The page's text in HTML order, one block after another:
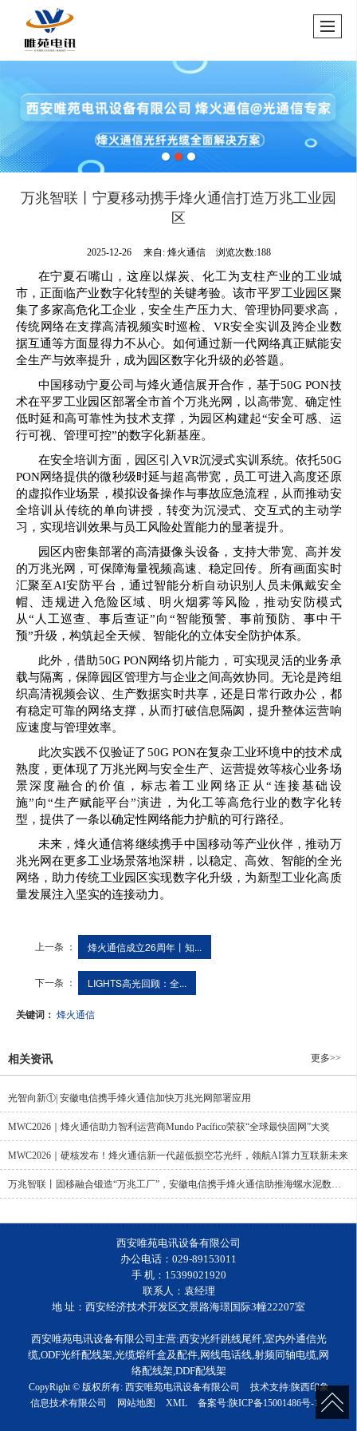
万兆智联丨宁夏移动携手烽火通信打造万兆工业园
区
2025-12-26 来自: 烽火通信 浏览次数:188
在宁夏石嘴山，这座以煤炭、化工为支柱产业的工业城
市，正面临产业数字化转型的关键考验。该市平罗工业园区聚
集了多家高危化工企业，安全生产压力大、管理协同要求高，
传统网络在支撑高清视频实时巡检、VR安全实训及跨企业数
据互通等方面显得力不从心。如何通过新一代网络真正赋能安
全生产与效率提升，成为园区数字化升级的必答题。
中国移动宁夏公司与烽火通信展开合作，基于50G PON技
术在平罗工业园区部署全市首个万兆光网，以高带宽、确定性
低时延和高可靠性为技术支撑，为园区构建起“安全可感、运
行可视、管理可控”的数字化新基座。
在安全培训方面，园区引入VR沉浸式实训系统。依托50G
PON网络提供的微秒级时延与超高带宽，员工可进入高度还原
的虚拟作业场景，模拟设备操作与事故应急流程，从而推动安
全培训从传统的单向讲授，转变为沉浸式、交互式的主动学
习，实现培训效果与员工风险处置能力的显著提升。
园区内密集部署的高清摄像头设备，支持大带宽、高并发
的万兆光网，可保障海量视频高速、稳定回传。所有画面实时
汇聚至AI安防平台，通过智能分析自动识别人员未佩戴安全
帽、违规进入危险区域、明火烟雾等风险，推动安防模式
从“人工巡查、事后查证”向“智能预警、事前预防、事中干
预”升级，构筑起全天候、智能化的立体安全防护体系。
此外，借助50G PON网络切片能力，可实现灵活的业务承
载与隔离，保障园区管理方与企业之间高效协同。无论是跨组
织高清视频会议、生产数据实时共享，还是日常行政办公，都
有稳定可靠的网络支撑，从而打破信息隔阂，提升整体运营响
应速度与管理效率。
此次实践不仅验证了50G PON在复杂工业环境中的技术成
熟度，更体现了万兆光网与安全生产、运营提效等核心业务场
景深度融合的价值，标志着工业网络正从“连接基础设
施”向“生产赋能平台”演进，为化工等高危行业的数字化转
型，提供了一条以确定性网络能力护航的可行路径。
未来，烽火通信将继续携手中国移动等产业伙伴，推动万
兆光网在更多工业场景落地深耕，以稳定、高效、智能的全光
网络，助力传统工业园区实现数字化升级，为新型工业化高质
量发展注入坚实的连接动力。
上一条 ： 烽火通信成立26周年丨知...
下一条 ： LIGHTS高光回顾：全...
关键词： 烽火通信
相关资讯 更多>>
光智向新①| 安徽电信携手烽火通信加快万兆光网部署应用
MWC2026｜烽火通信助力智利运营商Mundo Pacífico荣获“全球最快固网”大奖
MWC2026｜硬核发布！烽火通信新一代超低损空芯光纤，领航AI算力互联新未来
万兆智联丨固移融合锻造“万兆工厂”，安徽电信携手烽火通信助推海螺水泥数智化升级
西安唯苑电讯设备有限公司
办公电话：029-89153011
手 机：15399021920
联系人：袁经理
地 址：西安经济技术开发区文景路海璟国际3幢22207室
西安唯苑电讯设备有限公司主营:西安光纤跳线尾纤,室内外通信光
缆,ODF光纤配线架,光缆熔纤盒及配件,网线电话线,射频同轴电缆,网
络配线架,DDF配线架
CopyRight © 版权所有: 西安唯苑电讯设备有限公司 技术支持:陕西印象
信息技术有限公司
网站地图 XML 备案号:陕ICP备15001486号-1